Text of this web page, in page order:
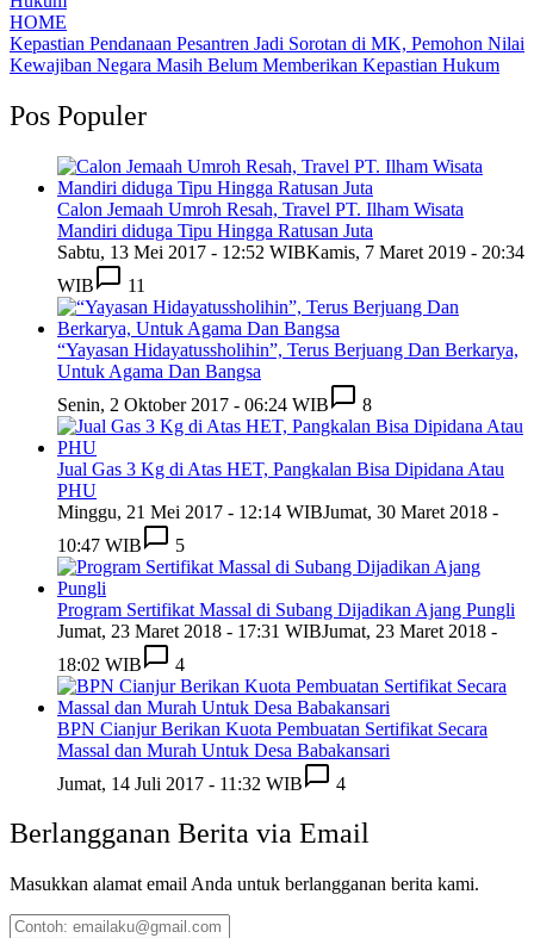
HOME
Kepastian Pendanaan Pesantren Jadi Sorotan di MK, Pemohon Nilai
Kewajiban Negara Masih Belum Memberikan Kepastian Hukum
Pos Populer
Calon Jemaah Umroh Resah, Travel PT. Ilham Wisata
Mandiri diduga Tipu Hingga Ratusan Juta
Sabtu, 13 Mei 2017 - 12:52 WIBKamis, 7 Maret 2019 - 20:34
WIB
11
“Yayasan Hidayatussholihin”, Terus Berjuang Dan Berkarya,
Untuk Agama Dan Bangsa
Senin, 2 Oktober 2017 - 06:24 WIB
8
Jual Gas 3 Kg di Atas HET, Pangkalan Bisa Dipidana Atau
PHU
Minggu, 21 Mei 2017 - 12:14 WIBJumat, 30 Maret 2018 -
10:47 WIB
5
Program Sertifikat Massal di Subang Dijadikan Ajang Pungli
Jumat, 23 Maret 2018 - 17:31 WIBJumat, 23 Maret 2018 -
18:02 WIB
4
BPN Cianjur Berikan Kuota Pembuatan Sertifikat Secara
Massal dan Murah Untuk Desa Babakansari
Jumat, 14 Juli 2017 - 11:32 WIB
4
Berlangganan Berita via Email
Masukkan alamat email Anda untuk berlangganan berita kami.
Contoh: